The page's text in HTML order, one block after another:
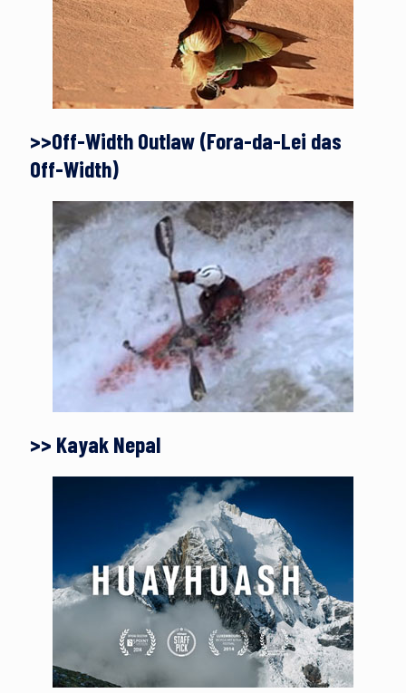
>>Off-Width Outlaw (Fora-da-Lei das
Off-Width)
>> Kayak Nepal